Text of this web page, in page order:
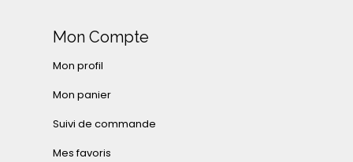
Mon Compte
Mon profil
Mon panier
Suivi de commande
Mes favoris